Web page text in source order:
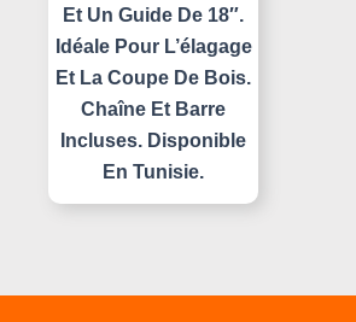
Et Un Guide De 18″.
Idéale Pour L’élagage
Et La Coupe De Bois.
Chaîne Et Barre
Incluses. Disponible
En Tunisie.